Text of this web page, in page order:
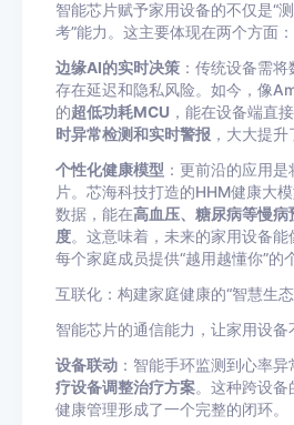
智能芯片赋予家用设备的不仅是“
考”能力。这主要体现在两个方面：
边缘AI的实时决策 ：传统设备需
存在延迟和隐私风险。如今，像
的超低功耗MCU ，能在设备端直
时异常检测和实时警报 ，大大提升
个性化健康模型 ：更前沿的应用
片。芯海科技打造的HHM健康大
数据，能在高血压、糖尿病等慢
度。这意味着，未来的家用设备
每个家庭成员提供“越用越懂你”的
互联化：构建家庭健康的“智慧生态
智能芯片的通信能力，让家用设备
设备联动 ：智能手环监测到心率异
疗设备调整治疗方案。这种跨设
健康管理形成了一个完整的闭环。